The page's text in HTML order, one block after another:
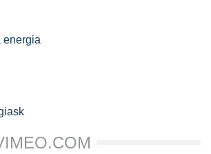
energia